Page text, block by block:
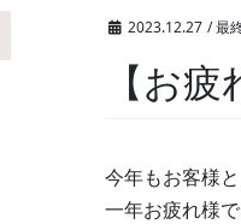
2023.12.27 / 最
【お疲
今年もお客様
一年お疲れ様で